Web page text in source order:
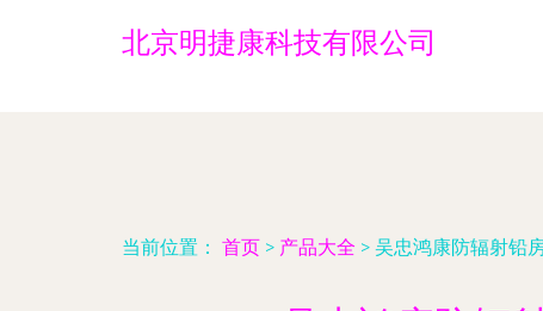
北京明捷康科技有限公司
当前位置： 首页 > 产品大全 > 吴忠鸿康防辐射铅